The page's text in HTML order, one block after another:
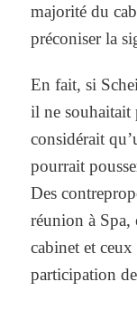
majorité du
préconiser la
En fait, si
il ne souhaitait
considérait
pourrait
Des
réunion à Spa,
cabinet et
participation